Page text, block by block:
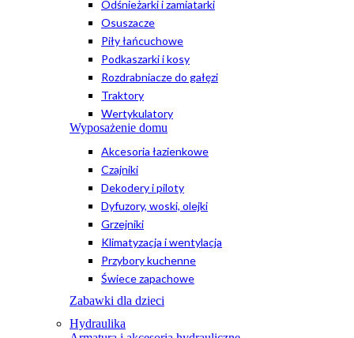
Odśnieżarki i zamiatarki
Osuszacze
Piły łańcuchowe
Podkaszarki i kosy
Rozdrabniacze do gałęzi
Traktory
Wertykulatory
Wyposażenie domu
Akcesoria łazienkowe
Czajniki
Dekodery i piloty
Dyfuzory, woski, olejki
Grzejniki
Klimatyzacja i wentylacja
Przybory kuchenne
Świece zapachowe
Zabawki dla dzieci
Hydraulika